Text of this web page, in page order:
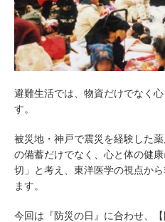
避難生活では、物資だけでなく
す。
被災地・神戸で震災を経験した
の備蓄だけでなく、心と体の健
切」と考え、東洋医学の視点か
ます。
今回は『防災の日』に合わせ、